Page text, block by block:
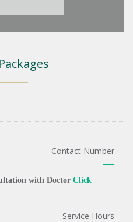
Contact Number
with Doctor Click
Service Hours